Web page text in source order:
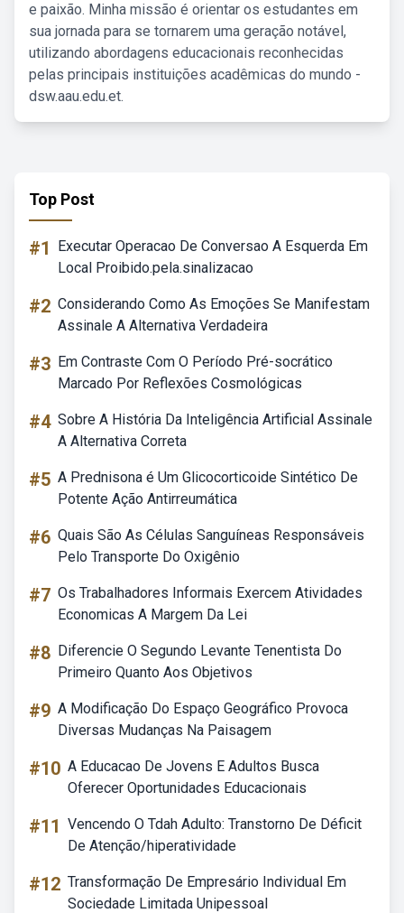
e paixão. Minha missão é orientar os estudantes em
sua jornada para se tornarem uma geração notável,
utilizando abordagens educacionais reconhecidas
pelas principais instituições acadêmicas do mundo -
dsw.aau.edu.et.
Top Post
#1
Executar Operacao De Conversao A Esquerda Em
Local Proibido.pela.sinalizacao
#2 Considerando Como As Emoções Se Manifestam
Assinale A Alternativa Verdadeira
#3 Em Contraste Com O Período Pré-socrático
Marcado Por Reflexões Cosmológicas
#4 Sobre A História Da Inteligência Artificial Assinale
A Alternativa Correta
#5 A Prednisona é Um Glicocorticoide Sintético De
Potente Ação Antirreumática
#6 Quais São As Células Sanguíneas Responsáveis
Pelo Transporte Do Oxigênio
#7 Os Trabalhadores Informais Exercem Atividades
Economicas A Margem Da Lei
#8 Diferencie O Segundo Levante Tenentista Do
Primeiro Quanto Aos Objetivos
#9 A Modificação Do Espaço Geográfico Provoca
Diversas Mudanças Na Paisagem
#10 A Educacao De Jovens E Adultos Busca
Oferecer Oportunidades Educacionais
#11 Vencendo O Tdah Adulto: Transtorno De Déficit
De Atenção/hiperatividade
#12 Transformação De Empresário Individual Em
Sociedade Limitada Unipessoal